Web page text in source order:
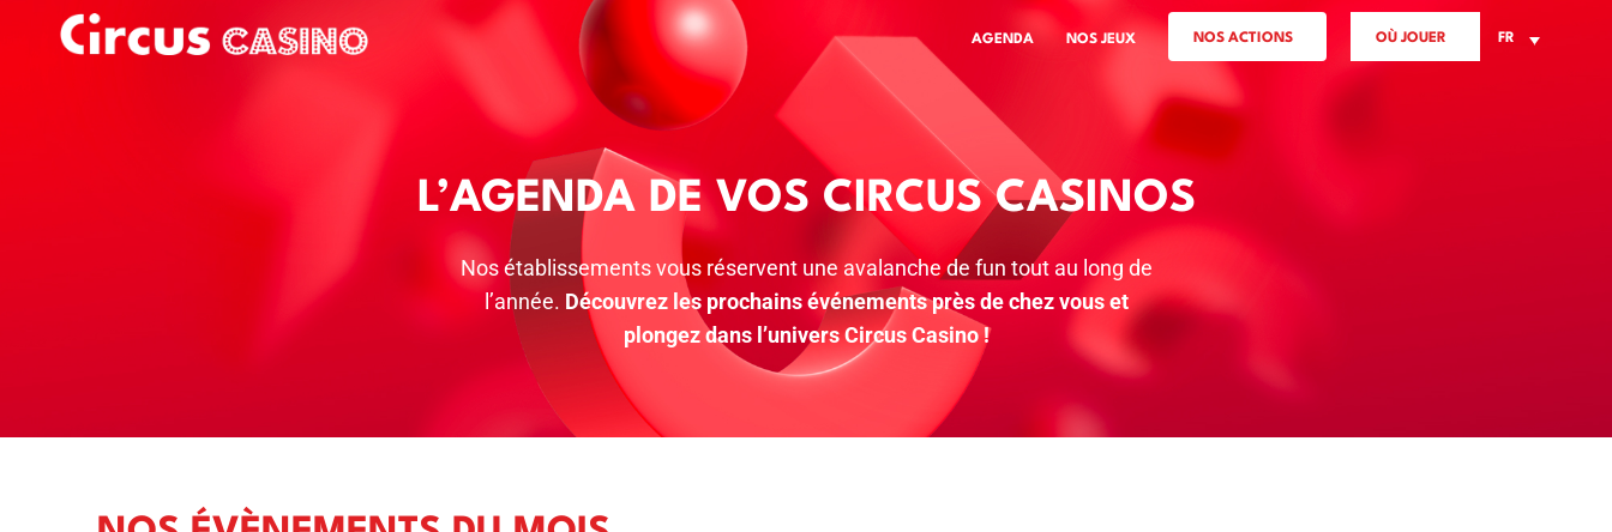
AGENDA NOS JEUX NOS ACTIONS OÙ JOUER FR
L’AGENDA DE VOS CIRCUS CASINOS
Nos établissements vous réservent une avalanche de fun tout au long de
l’année. Découvrez les prochains événements près de chez vous et
plongez dans l’univers Circus Casino !